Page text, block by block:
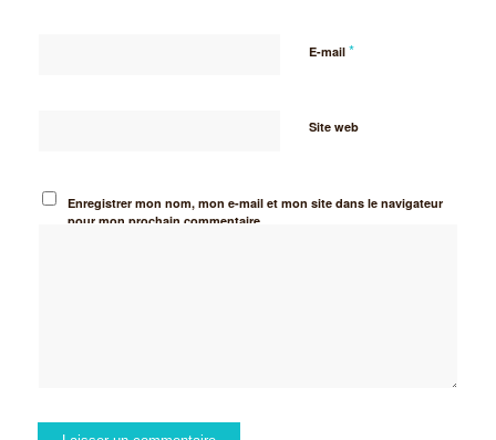
E-mail *
Site web
Enregistrer mon nom, mon e-mail et mon site dans le navigateur
pour mon prochain commentaire.